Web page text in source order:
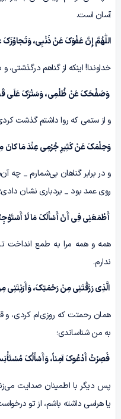
آسان است.
اللّٰهُمَّ إِنَّ عَفْوَکَ عَنْ ذَنْبِی،
خداوندا! اینکه از گناهم
وَصَفْحَکَ عَنْ ظُلْمِی، وَسَتْرَکَ عَلَى
و از ستمی که روا داشتم گذشت
وَحِلْمَکَ عَنْ کَثِیرِ جُرْمِی عِنْدَ مَا
و در برابر گناهان بی‌شمارم _ چه
روی عمد بود _ بردباری نشان دادی؛
أَطْمَعَنِی فِی أَنْ أَسْأَلَکَ مَا لَا
همه و همه مرا به طمع انداخت
ندارم.
الَّذِی رَزَقْتَنِی مِنْ رَحْمَتِکَ، وَأَرَیْتَنِی
همان رحمتت که روزی‌ام کردی، و
به من شناساندی؛
فَصِرْتُ أَدْعُوکَ آمِناً، وَأَسْأَلُکَ مُسْتَأْنِساً
پس دیگر با اطمینان صدایت
یا هراسی داشته باشم، از تو